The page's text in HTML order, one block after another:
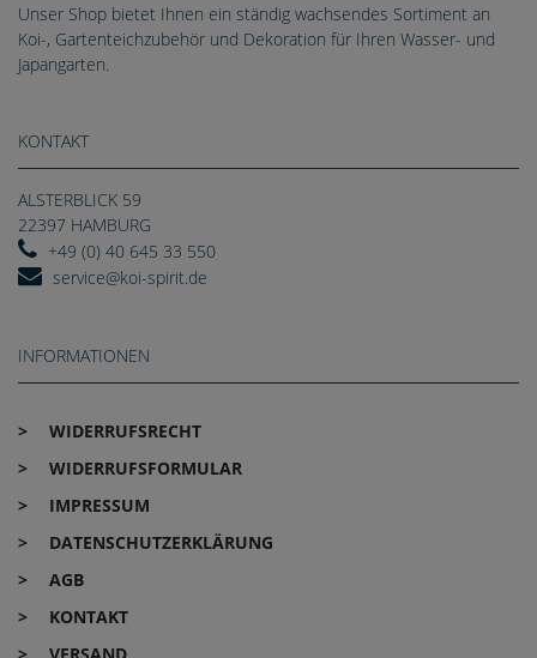
Unser Shop bietet Ihnen ein ständig wachsendes Sortiment an
Koi-, Gartenteichzubehör und Dekoration für Ihren Wasser- und
Japangarten.
KONTAKT
ALSTERBLICK 59
22397 HAMBURG
+49 (0) 40 645 33 550
service@koi-spirit.de
INFORMATIONEN
WIDERRUFS­RECHT
WIDERRUFS­FORMULAR
IMPRESSUM
DATEN­SCHUTZ­ERKLÄRUNG
AGB
KONTAKT